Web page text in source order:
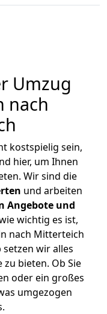
Umzug
nach
kostspielig sein,
hier, um Ihnen
Wir sind die
und arbeiten
Angebote und
wichtig es ist,
nach Mitterteich
setzen wir alles
bieten. Ob Sie
oder ein großes
umgezogen